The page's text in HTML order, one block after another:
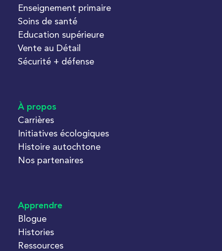
Enseignement primaire
Soins de santé
Education supérieure
Vente au Détail
Sécurité + défense
À propos
Carrières
Initiatives écologiques
Histoire autochtone
Nos partenaires
Apprendre
Blogue
Histories
Ressources